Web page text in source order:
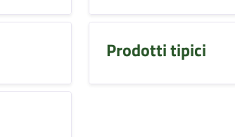
Prodotti tipici